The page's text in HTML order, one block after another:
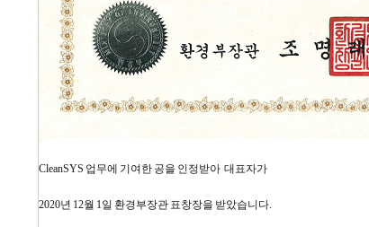
CleanSYS 업무에 기여한 공을 인정받아 대표자가
2020년 12월 1일 환경부장관 표창장을 받았습니다.